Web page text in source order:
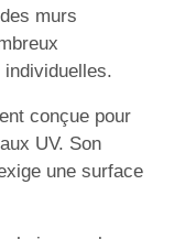
murs
conçue pour
UV. Son
une surface